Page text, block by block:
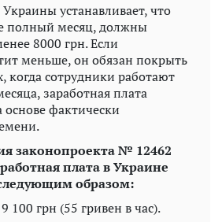
устанавливает, что
полный месяц, должны
8000 грн. Если
меньше, он обязан покрыть
когда сотрудники работают
заработная плата
основе фактически
законопроекта № 12462
плата в Украине
образом:
100 грн (55 гривен в час).